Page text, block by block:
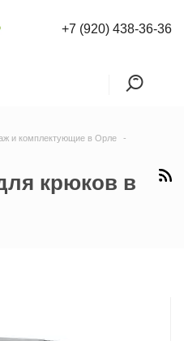
+7 (920) 438-36-36
и комплектующие в Орле
крюков в